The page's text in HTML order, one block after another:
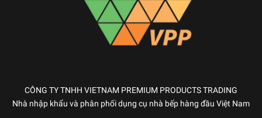
CÔNG TY TNHH VIETNAM PREMIUM PRODUCTS TRADING
Nhà nhập khẩu và phân phối dụng cụ nhà bếp hàng đầu Việt Nam